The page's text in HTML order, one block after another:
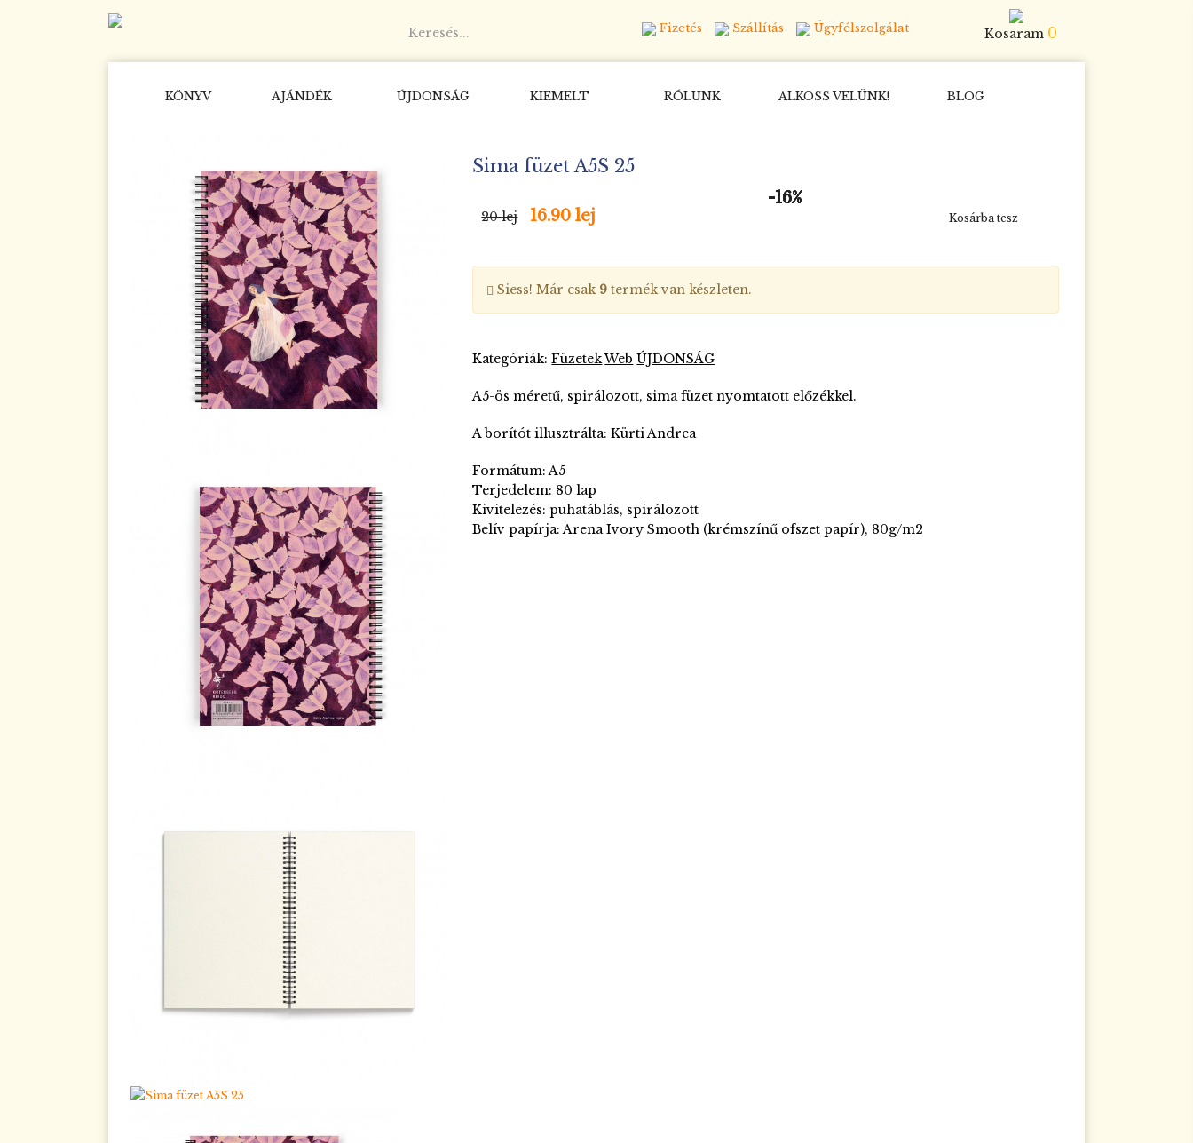
Fizetés Szállítás Ügyfélszolgálat Kosaram 0
KÖNYV AJÁNDÉK ÚJDONSÁG KIEMELT RÓLUNK ALKOSS VELÜNK! BLOG
-16%
-16%
-16%
-16%
Sima füzet A5S 25
20 lej 16.90 lej Kosárba tesz
Siess! Már csak 9 termék van készleten.
Kategóriák:FüzetekWeb ÚJDONSÁG
A5-ös méretű, spirálozott, sima füzet nyomtatott előzékkel.
A borítót illusztrálta: Kürti Andrea
Formátum: A5
Terjedelem: 80 lap
Kivitelezés: puhatáblás, spirálozott
Belív papírja: Arena Ivory Smooth (krémszínű ofszet papír), 80g/m2